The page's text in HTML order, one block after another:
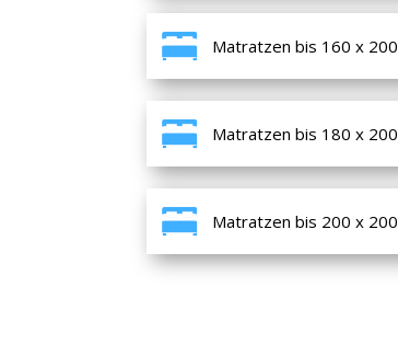
Matratzen bis 160 x 200
Matratzen bis 180 x 200
Matratzen bis 200 x 200